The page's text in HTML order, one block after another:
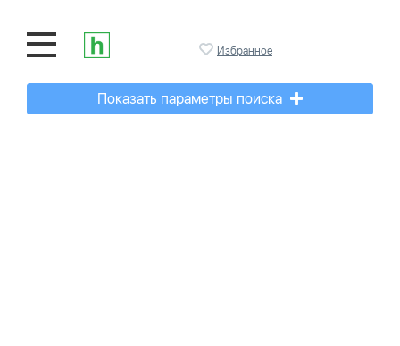
Избранное
Показать параметры поиска